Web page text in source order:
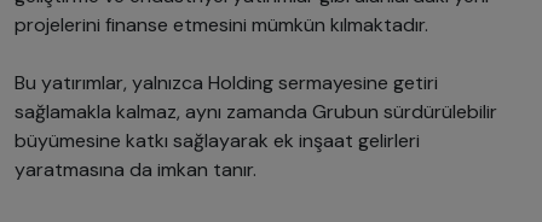
projelerini finanse etmesini mümkün kılmaktadır.
Bu yatırımlar, yalnızca Holding sermayesine getiri
sağlamakla kalmaz, aynı zamanda Grubun sürdürülebilir
büyümesine katkı sağlayarak ek inşaat gelirleri
yaratmasına da imkan tanır.